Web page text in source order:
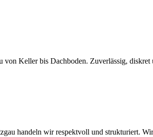
Keller bis Dachboden. Zuverlässig, diskret
handeln wir respektvoll und strukturiert.